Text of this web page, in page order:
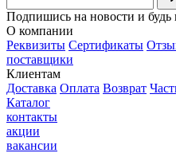
Подпишись на новости и
О компании
Реквизиты Сертификаты
поставщики
Клиентам
Доставка Оплата Возврат
Каталог
контакты
акции
вакансии